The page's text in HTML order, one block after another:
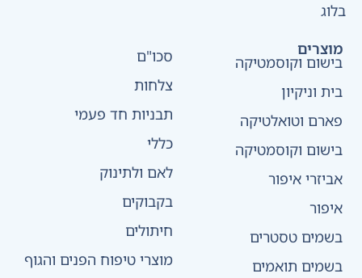
בלוג
מוצרים
בישום וקוסמטיקה
בית וניקיון
פארם וטואלטיקה
בישום וקוסמטיקה
אביזרי איפור
איפור
בשמים טסטרים
בשמים תואמים
סכו"ם
צלחות
תבניות חד פעמי
כללי
לאם ולתינוק
בקבוקים
חיתולים
מוצרי טיפוח הפנים והגוף